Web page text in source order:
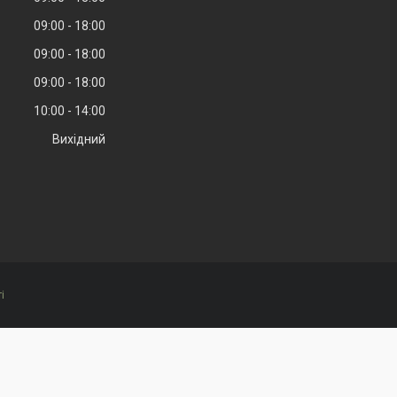
09:00
18:00
09:00
18:00
09:00
18:00
10:00
14:00
Вихідний